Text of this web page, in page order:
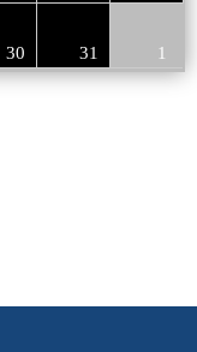
30 31 1